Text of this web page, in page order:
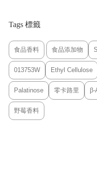
Tags 標籤
食品香料 食品添加物
013753W Ethyl Cellulose
Palatinose 零卡路里 β-
野莓香料